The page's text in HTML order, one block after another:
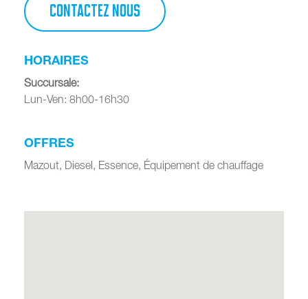
CONTACTEZ NOUS
HORAIRES
Succursale:
Lun-Ven: 8h00-16h30
OFFRES
Mazout, Diesel, Essence, Équipement de chauffage